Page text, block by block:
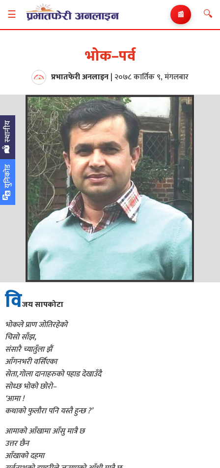
☰ 📰 🔍
युनिकोड
स्थानीय
भोक–पर्व
प्रभातफेरी अनलाइन| २०७८ कार्तिक ९, मंगलबार
विजय सापकोटा
भोकले प्राण जोतिरहेको
चिसो साँझ,
संसारै च्यातुँला झैं
आँगनभरी वर्सिएका
सेता,गोला दानाहरुको पहाड देखाउँदै
सोध्छ भोको छोरो–
‘आमा !
कथाको फुलौरा पनि यस्तै हुन्छ ?’
आमाको आँखामा आँसु मात्रै छ
उत्तर छैन
आँखाको दहमा